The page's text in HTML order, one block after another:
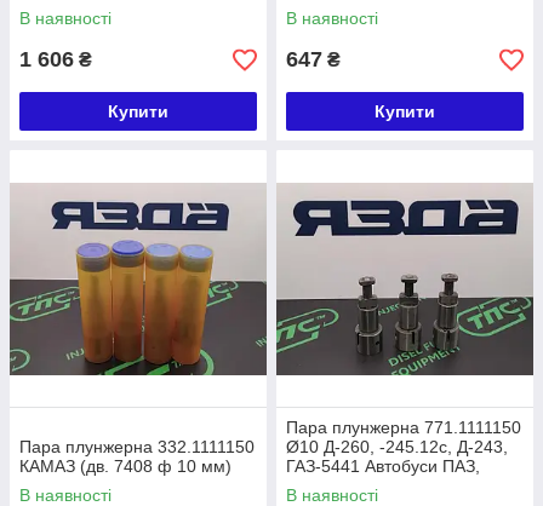
В наявності
1 606 ₴
Купити
В наявності
647 ₴
Купити
Пара плунжерна 332.1111150
КАМАЗ (дв. 7408 ф 10 мм)
В наявності
Пара плунжерна 771.1111150
Ø10 Д-260, -245.12c, Д-243,
ГАЗ-5441 Автобуси ПАЗ,
автомобілі ГАЗ, МТЗ
В наявності